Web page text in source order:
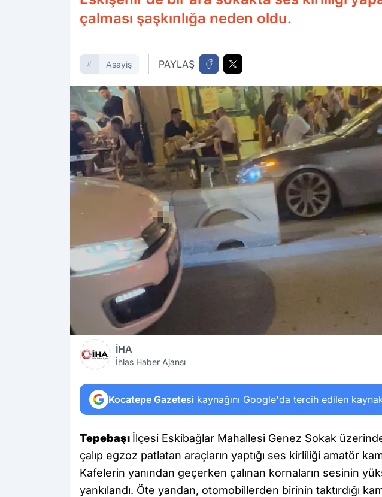
çalması şaşkınlığa neden oldu.
Asayiş PAYLAŞ
İHA
İhlas Haber Ajansı
Kocatepe Gazetesi kaynağını Google'da tercih edilen
Tepebaşı İlçesi Eskibağlar Mahallesi Genez Sokak
çalıp egzoz patlatan araçların yaptığı ses kirliliği amatör
Kafelerin yanından geçerken çalınan kornaların sesinin
yankılandı. Öte yandan, otomobillerden birinin taktırdığı